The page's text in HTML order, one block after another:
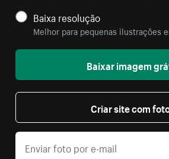
Baixa resolução
Melhor para pequenas ilustrações
Baixar imagem
Criar site com